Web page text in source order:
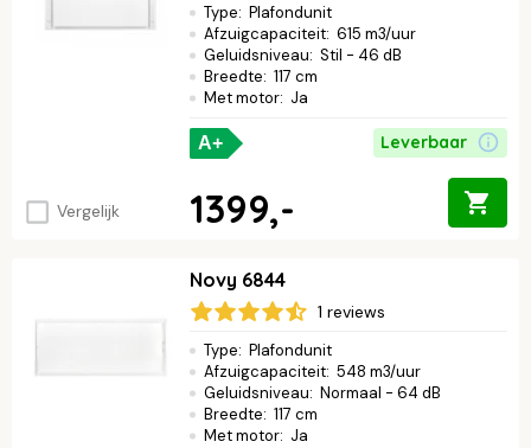
Vergelijk
Type: Plafondunit
Afzuigcapaciteit: 615 m3/uur
Geluidsniveau: Stil - 46 dB
Breedte: 117 cm
Met motor: Ja
A+ Leverbaar
1399,-
Novy 6844
1 reviews
Type: Plafondunit
Afzuigcapaciteit: 548 m3/uur
Geluidsniveau: Normaal - 64 dB
Breedte: 117 cm
Met motor: Ja